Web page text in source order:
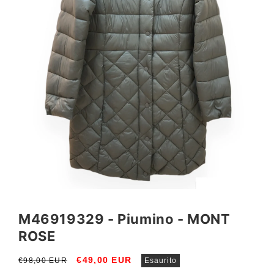
1
in
finestra
M46919329 - Piumino - MONT
ROSE
Prezzo
€98,00 EUR
Prezzo
€49,00 EUR Esaurito